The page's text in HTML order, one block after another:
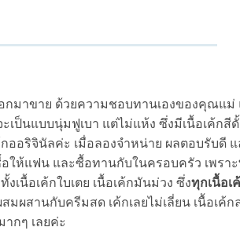
าขาย ด้วยความชอบทานเองของคุณแม่
เป็นแบบนุ่มฟูเบา แต่ไม่แห้ง ซึ่งมีเนื้อเค้กสี
ออริจินัลค่ะ เมื่อลองจำหน่าย ผลตอบรับดี
ให้แฟน และซื้อทานกับในครอบครัว เพราะ
เนื้อเค้กใบเตย เนื้อเค้กมันม่วง ซึ่งทุกเนื้อเ
ผสานกับครีมสด เค้กเลยไม่เลี่ยน เนื้อเค้ก
กๆ เลยค่ะ